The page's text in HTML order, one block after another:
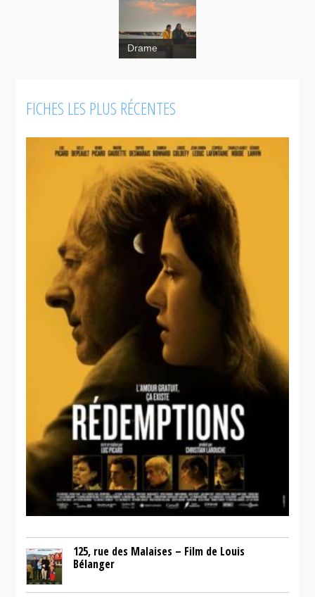
Drame
FICHES LES PLUS RÉCENTES
125, rue des Malaises – Film de Louis
Bélanger